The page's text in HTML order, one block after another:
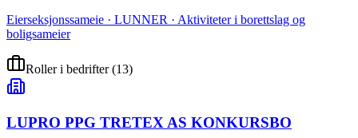
Eierseksjonssameie · LUNNER · Aktiviteter i borettslag og
boligsameier
Roller i bedrifter(13)
LUPRO PPG TRETEX AS KONKURSBO